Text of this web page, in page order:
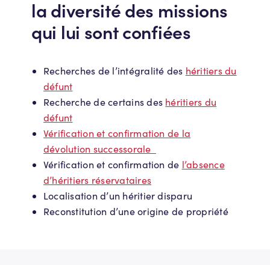
la diversité des missions
qui lui sont confiées
Recherches de l’intégralité des héritiers du
défunt
Recherche de certains des héritiers du
défunt
Vérification et confirmation de la
dévolution successorale
Vérification et confirmation de l’absence
d’héritiers réservataires
Localisation d’un héritier disparu
Reconstitution d’une origine de propriété